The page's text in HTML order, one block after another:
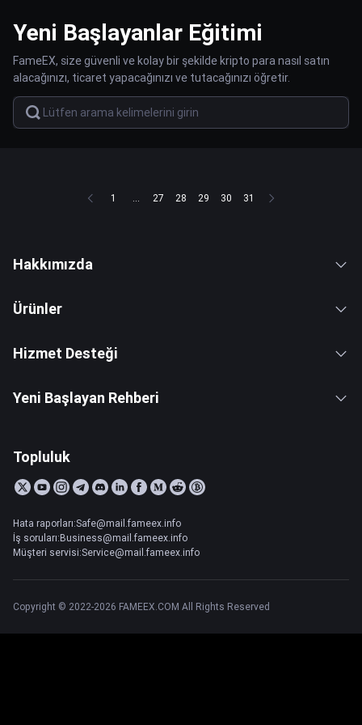
Yeni Başlayanlar Eğitimi
FameEX, size güvenli ve kolay bir şekilde kripto para nasıl satın
alacağınızı, ticaret yapacağınızı ve tutacağınızı öğretir.
1 ... 27 28 29 30 31
Hakkımızda
Ürünler
Hizmet Desteği
Yeni Başlayan Rehberi
Topluluk
Hata raporları:Safe@mail.fameex.info
İş soruları:Business@mail.fameex.info
Müşteri servisi:Service@mail.fameex.info
Copyright © 2022-2026 FAMEEX.COM All Rights Reserved